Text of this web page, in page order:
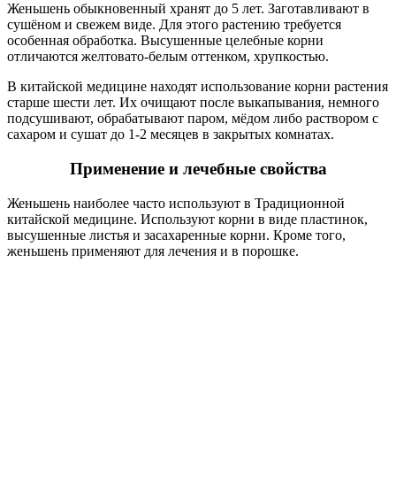
Женьшень обыкновенный хранят до 5 лет. Заготавливают в
сушёном и свежем виде. Для этого растению требуется
особенная обработка. Высушенные целебные корни
отличаются желтовато-белым оттенком, хрупкостью.
В китайской медицине находят использование корни растения
старше шести лет. Их очищают после выкапывания, немного
подсушивают, обрабатывают паром, мёдом либо раствором с
сахаром и сушат до 1-2 месяцев в закрытых комнатах.
Применение и лечебные свойства
Женьшень наиболее часто используют в Традиционной
китайской медицине. Используют корни в виде пластинок,
высушенные листья и засахаренные корни. Кроме того,
женьшень применяют для лечения и в порошке.